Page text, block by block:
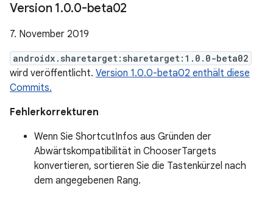
Version 1.0.0-beta02
7. November 2019
androidx.sharetarget:sharetarget:1.0.0-beta02
wird veröffentlicht. Version 1.0.0-beta02 enthält diese
Commits.
Fehlerkorrekturen
Wenn Sie ShortcutInfos aus Gründen der
Abwärtskompatibilität in ChooserTargets
konvertieren, sortieren Sie die Tastenkürzel nach
dem angegebenen Rang.